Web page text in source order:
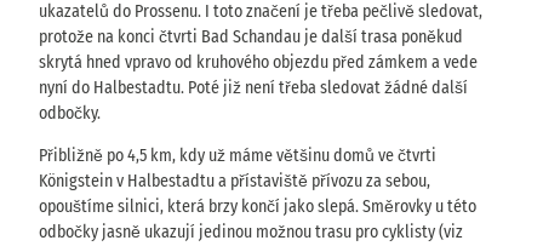
ukazatelů do Prossenu. I toto značení je třeba pečlivě sledovat,
protože na konci čtvrti Bad Schandau je další trasa poněkud
skrytá hned vpravo od kruhového objezdu před zámkem a vede
nyní do Halbestadtu. Poté již není třeba sledovat žádné další
odbočky.
Přibližně po 4,5 km, kdy už máme většinu domů ve čtvrti
Königstein v Halbestadtu a přístaviště přívozu za sebou,
opouštíme silnici, která brzy končí jako slepá. Směrovky u této
odbočky jasně ukazují jedinou možnou trasu pro cyklisty (viz